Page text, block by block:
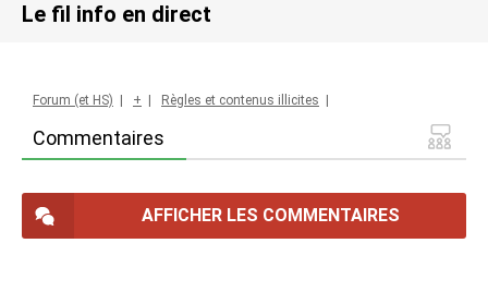
Le fil info en direct
Commentaires
Forum (et HS) + Règles et contenus illicites
AFFICHER LES COMMENTAIRES